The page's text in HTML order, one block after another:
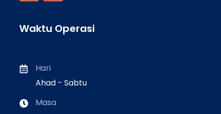
Waktu Operasi
Hari
Ahad - Sabtu
Masa